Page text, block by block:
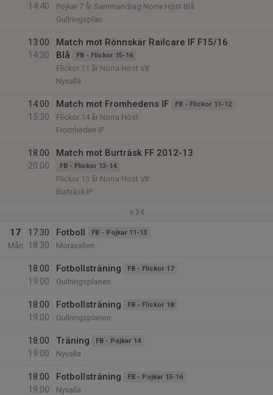
14:40
Pojkar 7 år Sammandrag Norra Höst Blå
Gullringsplan
13:00
14:30
Match mot Rönnskär Railcare IF F15/16
Blå
FB - Flickor 15-16
Flickor 11 år Norra Höst Vit
Nyvalla
14:00
15:30
Match mot Fromhedens IF FB - Flickor 11-12
Flickor 14 år Norra Höst
Fromheden IP
18:00
20:00
Match mot Burträsk FF 2012-13
FB - Flickor 13-14
Flickor 13 år Norra Höst Vit
Burträsk IP
v.34
17
Mån
17:30
18:30
Fotboll FB - Pojkar 11-13
Moravallen
18:00
19:00
Fotbollsträning FB - Flickor 17
Gullringsplanen
18:00
19:00
Fotbollsträning FB - Flickor 18
Gullringsplanen
18:00
19:00
Träning FB - Pojkar 14
Nyvalla
18:00
19:00
Fotbollsträning FB - Pojkar 15-16
Nyvalla